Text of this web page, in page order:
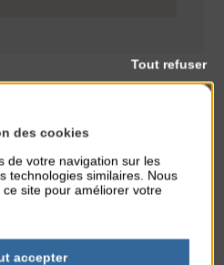
des cookies
de votre navigation sur les
technologies similaires. Nous
site pour améliorer votre
accepter
Tout refuser